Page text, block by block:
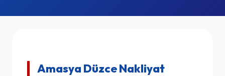
Amasya Düzce Nakliyat